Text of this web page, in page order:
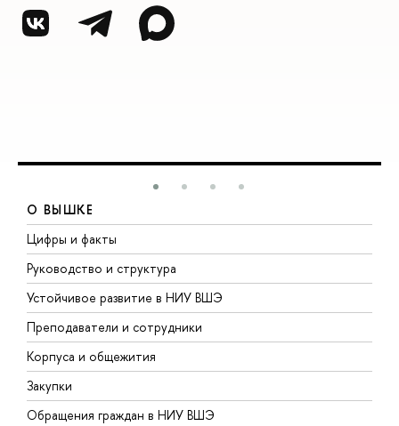
О ВЫШКЕ
Цифры и факты
Руководство и структура
Устойчивое развитие в НИУ ВШЭ
Преподаватели и сотрудники
Корпуса и общежития
Закупки
Обращения граждан в НИУ ВШЭ